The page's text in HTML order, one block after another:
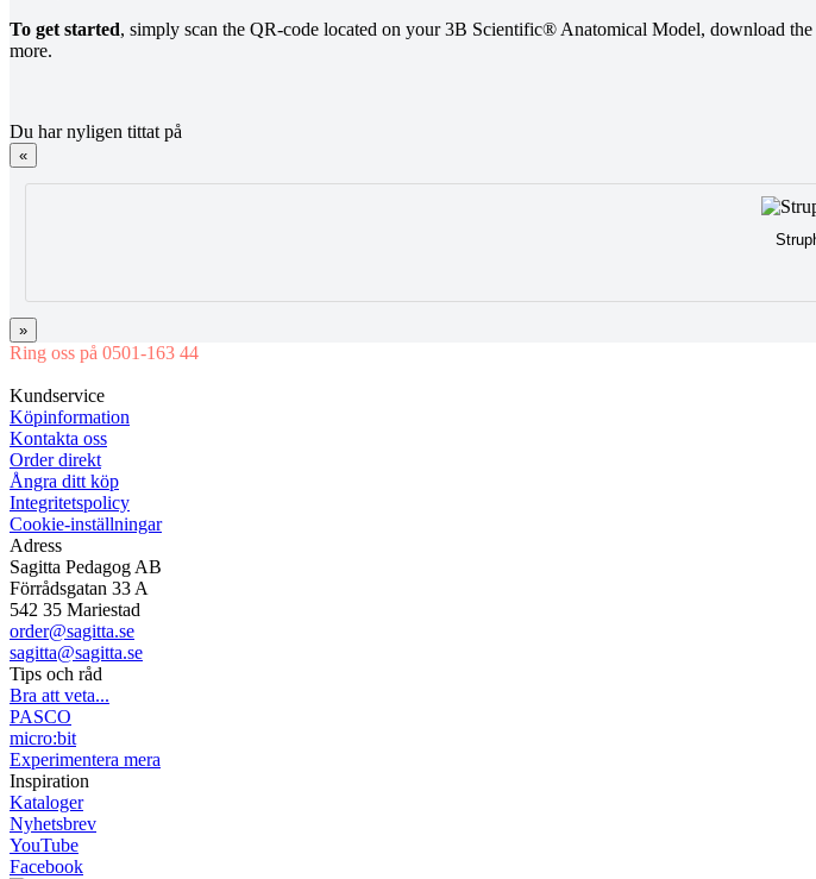
To get started, simply scan the QR-code located on your 3B Scientific® Anatomical Model, download
more.
Du har nyligen tittat på
«
»
Ring oss på 0501-163 44
Kundservice
Köpinformation
Kontakta oss
Order direkt
Ångra ditt köp
Integritetspolicy
Cookie-inställningar
Adress
Sagitta Pedagog AB
Förrådsgatan 33 A
542 35 Mariestad
order@sagitta.se
sagitta@sagitta.se
Tips och råd
Bra att veta...
PASCO
micro:bit
Experimentera mera
Inspiration
Kataloger
Nyhetsbrev
YouTube
Facebook